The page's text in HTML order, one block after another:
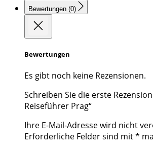
Bewertungen (0)
Bewertungen
Es gibt noch keine Rezensionen.
Schreiben Sie die erste Rezension
Reiseführer Prag“
Ihre E-Mail-Adresse wird nicht
Erforderliche Felder sind mit*